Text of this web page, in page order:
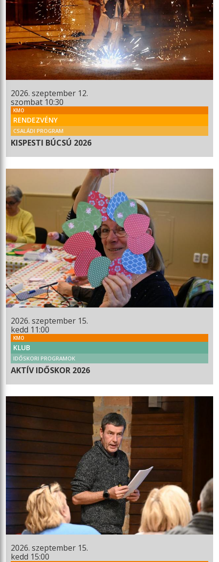
2026. szeptember 12.
szombat 10:30
KMO
RENDEZVÉNY
CSALÁDI PROGRAM
KISPESTI BÚCSÚ 2026
2026. szeptember 15.
kedd 11:00
KMO
KLUB
IDŐSKORI PROGRAMOK
AKTÍV IDŐSKOR 2026
2026. szeptember 15.
kedd 15:00